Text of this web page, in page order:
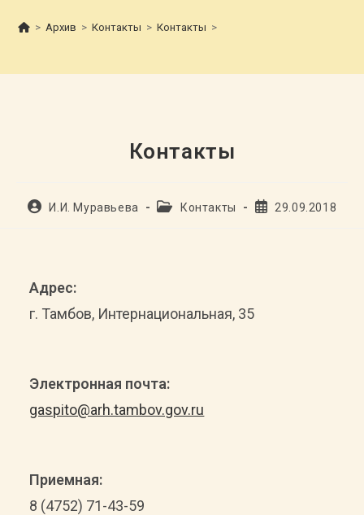
> Архив > Контакты > Контакты >
Контакты
АвторИ.И. Муравьева
РубрикаКонтакты
Запись29.09.2018
Адрес:
г. Тамбов, Интернациональная, 35
Электронная почта:
gaspito@arh.tambov.gov.ru
Приемная:
8 (4752) 71-43-59